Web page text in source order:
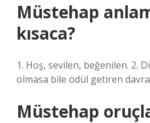
Müstehap
kısaca?
1. Hoş, sevilen, beğenilen. 2.
olmasa bile ödül getiren
Müstehap